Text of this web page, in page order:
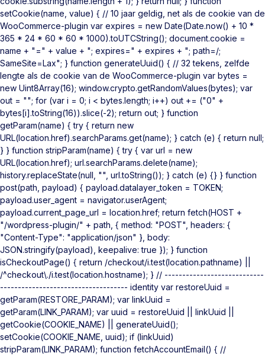
setCookie(name, value) { // 10 jaar geldig, net als de cookie van de
WooCommerce-plugin var expires = new Date(Date.now() + 10 *
365 * 24 * 60 * 60 * 1000).toUTCString(); document.cookie =
name + "=" + value + "; expires=" + expires + "; path=/;
SameSite=Lax"; } function generateUuid() { // 32 tekens, zelfde
lengte als de cookie van de WooCommerce-plugin var bytes =
new Uint8Array(16); window.crypto.getRandomValues(bytes); var
out = ""; for (var i = 0; i < bytes.length; i++) out += ("0" +
bytes[i].toString(16)).slice(-2); return out; } function
getParam(name) { try { return new
URL(location.href).searchParams.get(name); } catch (e) { return null;
} } function stripParam(name) { try { var url = new
URL(location.href); url.searchParams.delete(name);
history.replaceState(null, "", url.toString()); } catch (e) {} } function
post(path, payload) { payload.datalayer_token = TOKEN;
payload.user_agent = navigator.userAgent;
payload.current_page_url = location.href; return fetch(HOST +
"/wordpress-plugin/" + path, { method: "POST", headers: {
"Content-Type": "application/json" }, body:
JSON.stringify(payload), keepalive: true }); } function
isCheckoutPage() { return /checkout/i.test(location.pathname) ||
/^checkout\./i.test(location.hostname); } // ----------------------------
------------------------------------ identity var restoreUuid =
getParam(RESTORE_PARAM); var linkUuid =
getParam(LINK_PARAM); var uuid = restoreUuid || linkUuid ||
getCookie(COOKIE_NAME) || generateUuid();
setCookie(COOKIE_NAME, uuid); if (linkUuid)
stripParam(LINK_PARAM); function fetchAccountEmail() { //